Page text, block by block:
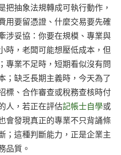
把抽象法規轉成可執行動作，
用要留憑證、什麼交易要先確
涉妥協：你要在規模、專業與
時，老闆可能想壓低成本，但
專業不足時，短期看似沒有問
；缺乏長期主義時，今天為了
標、合作審查或稅務查核時付
人，若正在評估記帳士自學或
會發現真正的專業不只背誦條
；這種判斷能力，正是企業主
品質。